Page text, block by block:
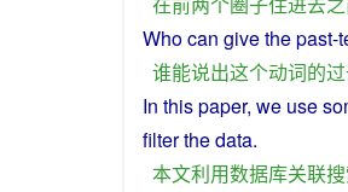
Whocan give thepast-
谁能说出这个动词的
In thispaper, we use
filterthedata.
本文利用数据库关联